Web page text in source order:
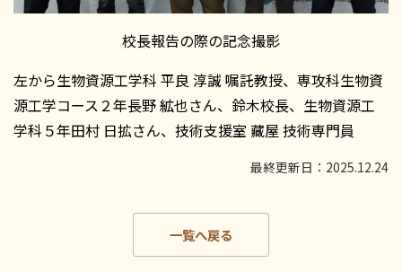
校長報告の際の記念撮影
左から生物資源工学科 平良 淳誠 嘱託教授、専攻科生物資
源工学コース２年長野 絋也さん、鈴木校長、生物資源工
学科５年田村 日拡さん、技術支援室 藏屋 技術専門員
最終更新日：2025.12.24
一覧へ戻る